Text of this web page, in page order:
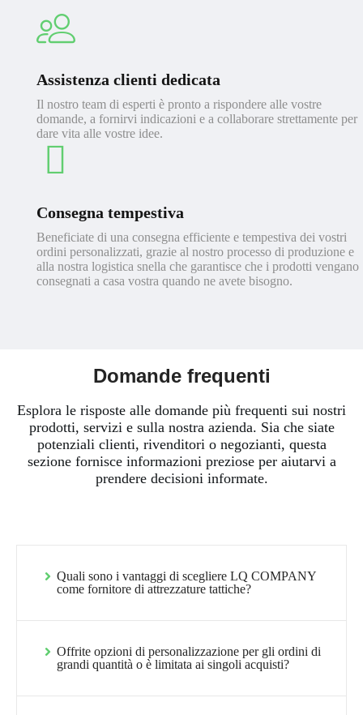
Assistenza clienti dedicata
Il nostro team di esperti è pronto a rispondere alle vostre
domande, a fornirvi indicazioni e a collaborare strettamente per
dare vita alle vostre idee.
Consegna tempestiva
Beneficiate di una consegna efficiente e tempestiva dei vostri
ordini personalizzati, grazie al nostro processo di produzione e
alla nostra logistica snella che garantisce che i prodotti vengano
consegnati a casa vostra quando ne avete bisogno.
Domande frequenti
Esplora le risposte alle domande più frequenti sui nostri
prodotti, servizi e sulla nostra azienda. Sia che siate
potenziali clienti, rivenditori o negozianti, questa
sezione fornisce informazioni preziose per aiutarvi a
prendere decisioni informate.
Quali sono i vantaggi di scegliere LQ COMPANY
come fornitore di attrezzature tattiche?
Offrite opzioni di personalizzazione per gli ordini di
grandi quantità o è limitata ai singoli acquisti?